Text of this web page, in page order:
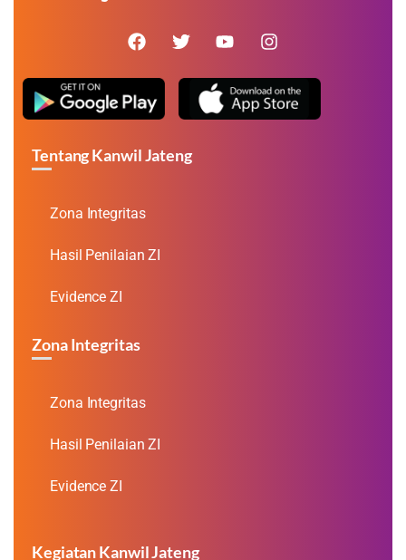
Tentang Kanwil Jateng
Zona Integritas
Hasil Penilaian ZI
Evidence ZI
Zona Integritas
Zona Integritas
Hasil Penilaian ZI
Evidence ZI
Kegiatan Kanwil Jateng